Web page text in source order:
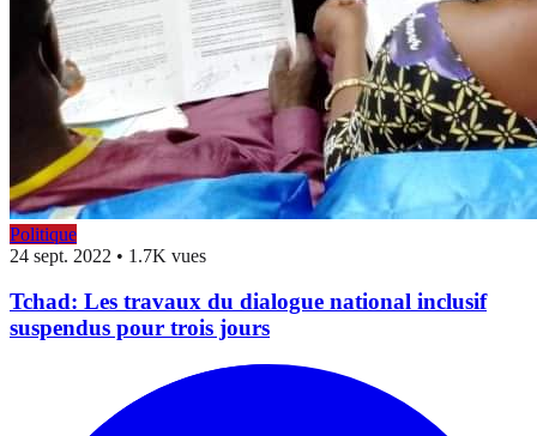
Politique
24 sept. 2022 • 1.7K vues
Tchad: Les travaux du dialogue national inclusif
suspendus pour trois jours